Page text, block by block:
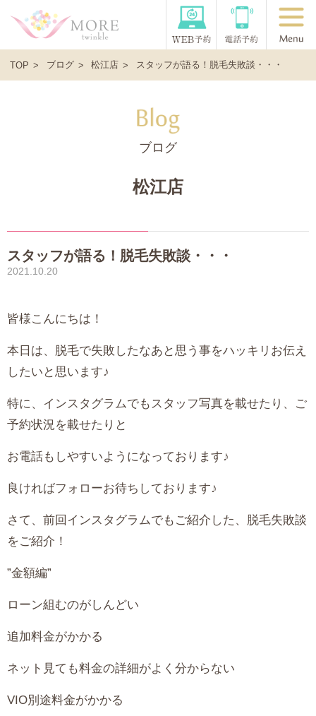
TOP ブログ 松江店 スタッフが語る！脱毛失敗談・・・
ブログ
松江店
スタッフが語る！脱毛失敗談・・・
2021.10.20
皆様こんにちは！
本日は、脱毛で失敗したなあと思う事をハッキリお伝え
したいと思います♪
特に、インスタグラムでもスタッフ写真を載せたり、ご
予約状況を載せたりと
お電話もしやすいようになっております♪
良ければフォローお待ちしております♪
さて、前回インスタグラムでもご紹介した、脱毛失敗談
をご紹介！
”金額編”
ローン組むのがしんどい
追加料金がかかる
ネット見ても料金の詳細がよく分からない
VIO別途料金がかかる